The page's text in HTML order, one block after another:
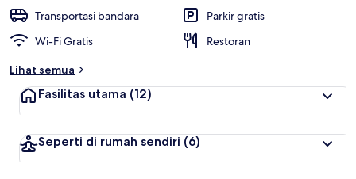
Transportasi bandara
Parkir gratis
Wi-Fi Gratis
Restoran
Lihat semua
Fasilitas utama (12)
Seperti di rumah sendiri (6)